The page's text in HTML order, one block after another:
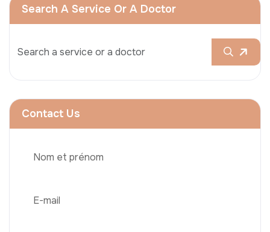
Search A Service Or A Doctor
Contact Us